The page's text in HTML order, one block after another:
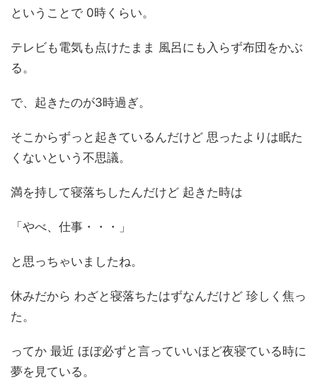
ということで 0時くらい。
テレビも電気も点けたまま 風呂にも入らず布団をかぶ
る。
で、起きたのが3時過ぎ。
そこからずっと起きているんだけど 思ったよりは眠た
くないという不思議。
満を持して寝落ちしたんだけど 起きた時は
「やべ、仕事・・・」
と思っちゃいましたね。
休みだから わざと寝落ちたはずなんだけど 珍しく焦っ
た。
ってか 最近 ほぼ必ずと言っていいほど夜寝ている時に
夢を見ている。